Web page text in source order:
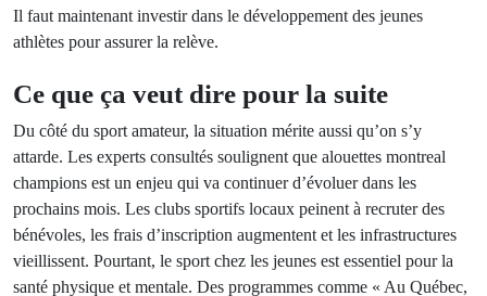
Il faut maintenant investir dans le développement des jeunes
athlètes pour assurer la relève.
Ce que ça veut dire pour la suite
Du côté du sport amateur, la situation mérite aussi qu’on s’y
attarde. Les experts consultés soulignent que alouettes montreal
champions est un enjeu qui va continuer d’évoluer dans les
prochains mois. Les clubs sportifs locaux peinent à recruter des
bénévoles, les frais d’inscription augmentent et les infrastructures
vieillissent. Pourtant, le sport chez les jeunes est essentiel pour la
santé physique et mentale. Des programmes comme « Au Québec,